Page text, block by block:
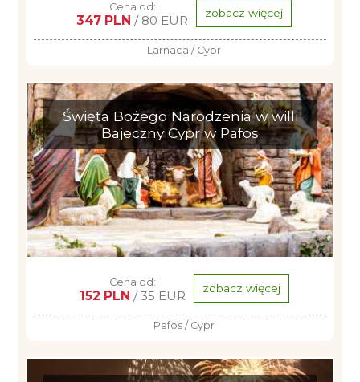
Cena od:
347 PLN / 80 EUR zobacz więcej
Larnaca / Cypr
Święta Bożego Narodzenia w willi
Bajeczny Cypr w Pafos
Cena od:
152 PLN / 35 EUR zobacz więcej
Pafos / Cypr